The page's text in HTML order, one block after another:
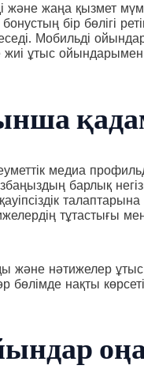
жаңа қызмет
бір бөлігі
Мобильді
ұтыс ойындарымен
медиа
барлық
тұтастығы
нәтижелер
бөлімде нақты